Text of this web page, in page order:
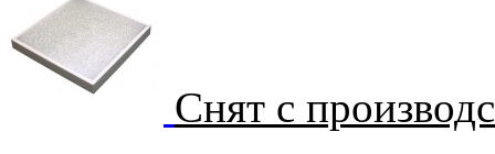
Снят с